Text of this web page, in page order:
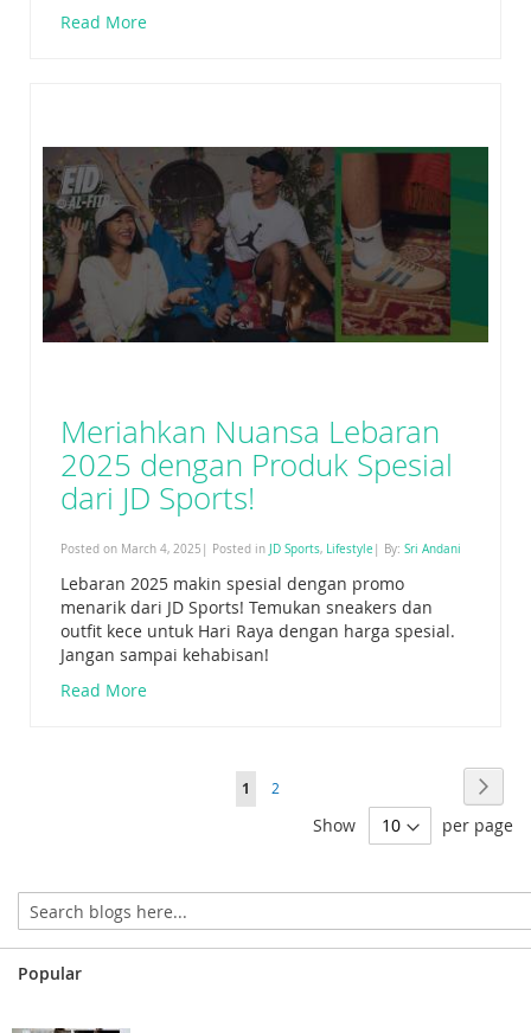
Read More
Meriahkan Nuansa Lebaran
2025 dengan Produk Spesial
dari JD Sports!
Posted on March 4, 2025| Posted in JD Sports, Lifestyle | By: Sri Andani
Lebaran 2025 makin spesial dengan promo
menarik dari JD Sports! Temukan sneakers dan
outfit kece untuk Hari Raya dengan harga spesial.
Jangan sampai kehabisan!
Read More
Page
You're
page
1 Page
2
Show per page
Popular